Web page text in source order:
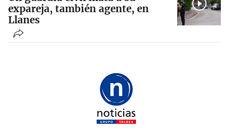
expareja, también agente, en
Llanes